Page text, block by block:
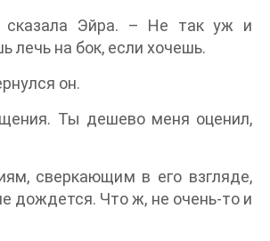
Эйра. – Не так уж и
лечь на бок, если хочешь.
он.
Ты дешево меня оценил,
сверкающим в его взгляде,
дождется. Что ж, не очень-то и